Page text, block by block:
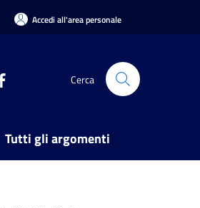
Accedi all'area personale
Cerca
Tutti gli argomenti